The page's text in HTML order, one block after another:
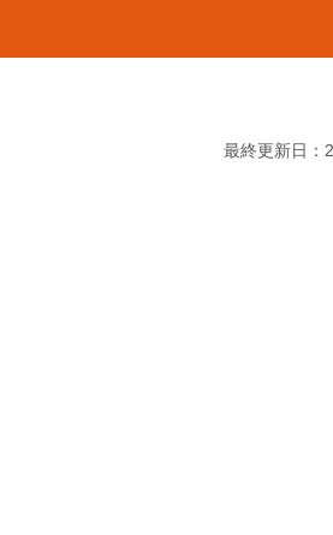
最終更新日：